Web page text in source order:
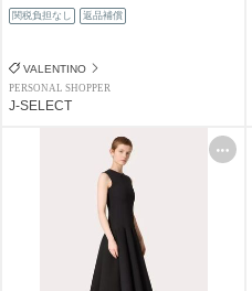
関税負担なし 返品補償
VALENTINO
PERSONAL SHOPPER
J-SELECT